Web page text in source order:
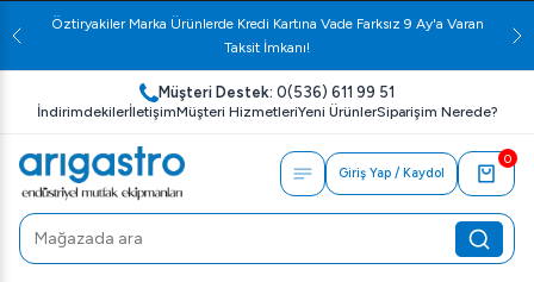
Öztiryakiler Marka Ürünlerde Kredi Kartına Vade Farksız 9 Ay'a Varan
Taksit İmkanı!
Müşteri Destek: 0(536) 611 99 51
İndirimdekilerİletişimMüşteri HizmetleriYeni ÜrünlerSiparişim Nerede?
Giriş Yap / Kaydol
0